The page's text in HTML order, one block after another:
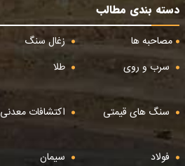
دسته بندی مطالب
مصاحبه ها
زغال سنگ
سرب و روی
طلا
سنگ های قیمتی
اکتشافات معدنی
فولاد
سیمان